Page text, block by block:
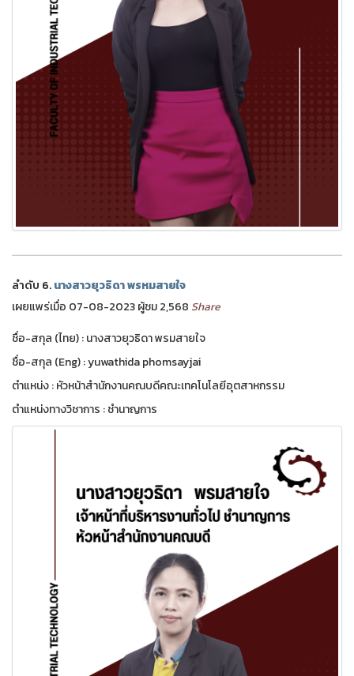
ลำดับ 6.นางสาวยุวธิดา พรหมสายใจ
เผยแพร่เมื่อ 07-08-2023 ผู้ชม 2,568 Share
ชื่อ-สกุล (ไทย) : นางสาวยุวธิดา พรมสายใจ
ชื่อ-สกุล (Eng) : yuwathida phomsayjai
ตำแหน่ง : หัวหน้าสำนักงานคณบดีคณะเทคโนโลยีอุตสาหกรรม
ตำแหน่งทางวิชาการ : ชำนาญการ